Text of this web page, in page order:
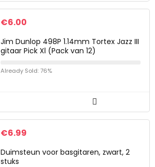
€6.00
Jim Dunlop 498P 1.14mm Tortex Jazz III
gitaar Pick Xl (Pack van 12)
Already Sold: 76%
€6.99
Duimsteun voor basgitaren, zwart, 2
stuks